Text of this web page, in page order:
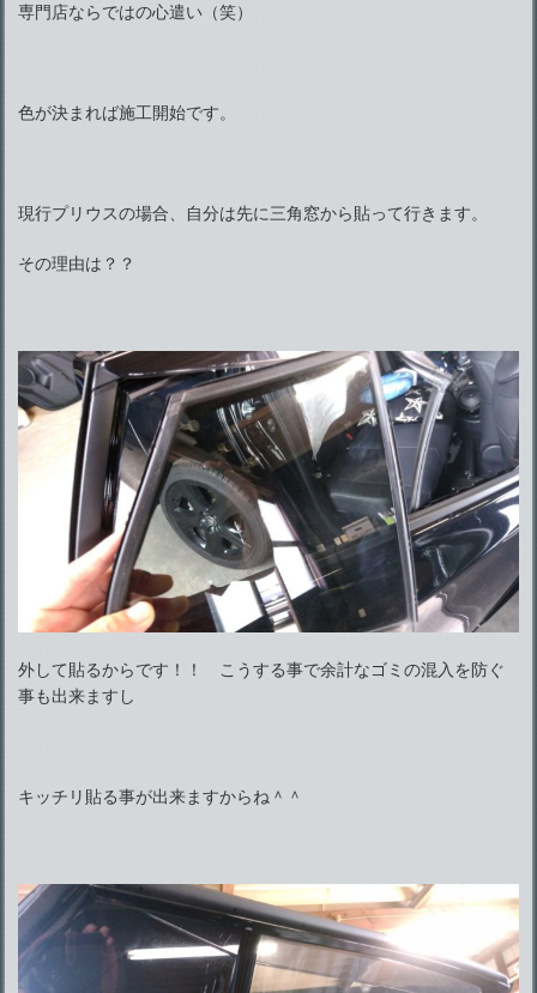
専門店ならではの心遣い（笑）
色が決まれば施工開始です。
現行プリウスの場合、自分は先に三角窓から貼って行きます。
その理由は？？
外して貼るからです！！ こうする事で余計なゴミの混入を防ぐ
事も出来ますし
キッチリ貼る事が出来ますからね＾＾